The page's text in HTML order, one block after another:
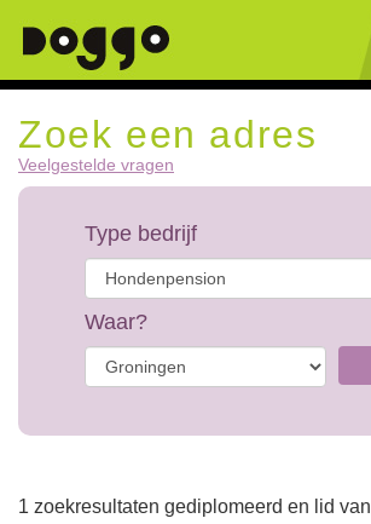
Zoek een adres
Veelgestelde vragen
Type bedrijf
Waar?
1 zoekresultaten gediplomeerd en lid van